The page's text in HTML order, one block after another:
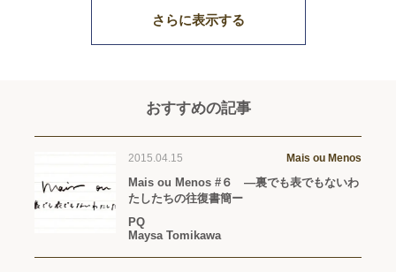
さらに表示する
おすすめの記事
2015.04.15 Mais ou Menos
Mais ou Menos #６ —裏でも表でもないわ
たしたちの往復書簡ー
PQ
Maysa Tomikawa